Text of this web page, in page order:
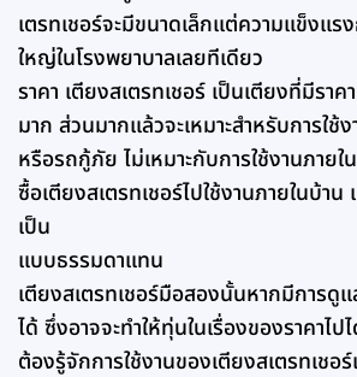
เตรทเชอร์จะมีขนาดเล็กแต่ความแข็งแร
ใหญ่ในโรงพยาบาลเลยทีเดียว
ราคา เตียงสเตรทเชอร์ เป็นเตียงที่มีราค
มาก ส่วนมากแล้วจะเหมาะสำหรับการใช้
หรือรถกู้ภัย ไม่เหมาะกับการใช้งานภาย
ซื้อเตียงสเตรทเชอร์ไปใช้งานภายในบ้าน
เป็น
แบบธรรมดาแทน
เตียงสเตรทเชอร์มือสองนั้นหากมีการดู
ได้ ซึ่งอาจจะทำให้ทุ่นในเรื่องของราคาไ
ต้องรู้จักการใช้งานของเตียงสเตรทเชอ